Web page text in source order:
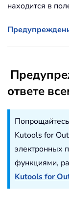
находится в
ответе
Kutools for
электронных
функциями,
Kutools for